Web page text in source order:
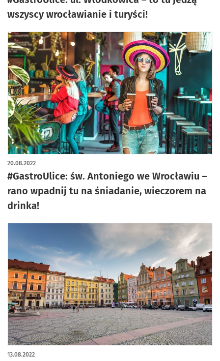
wszyscy wrocławianie i turyści!
#GastroUlice: św. Antoniego we Wrocławiu –
rano wpadnij tu na śniadanie, wieczorem na
drinka!
20.08.2022
13.08.2022